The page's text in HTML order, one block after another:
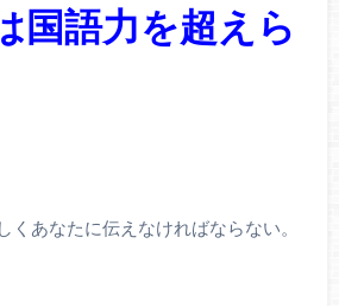
国語力を超えら
くあなたに伝えなければならない。